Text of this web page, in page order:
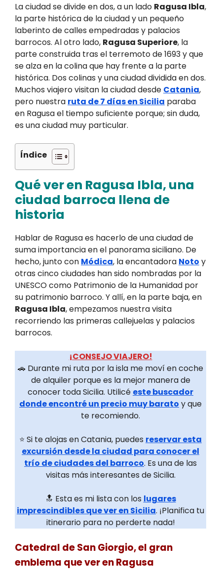
La ciudad se divide en dos, a un lado Ragusa Ibla,
la parte histórica de la ciudad y un pequeño
laberinto de calles empedradas y palacios
barrocos. Al otro lado, Ragusa Superiore, la
parte construida tras el terremoto de 1693 y que
se alza en la colina que hay frente a la parte
histórica. Dos colinas y una ciudad dividida en dos.
Muchos viajero visitan la ciudad desde Catania,
pero nuestra ruta de 7 días en Sicilia paraba
en Ragusa el tiempo suficiente porque; sin duda,
es una ciudad muy particular.
Índice
Qué ver en Ragusa Ibla, una
ciudad barroca llena de
historia
Hablar de Ragusa es hacerlo de una ciudad de
suma importancia en el panorama siciliano. De
hecho, junto con Módica, la encantadora Noto y
otras cinco ciudades han sido nombradas por la
UNESCO como Patrimonio de la Humanidad por
su patrimonio barroco. Y allí, en la parte baja, en
Ragusa Ibla, empezamos nuestra visita
recorriendo las primeras callejuelas y palacios
barrocos.
¡CONSEJO VIAJERO!
🚗 Durante mi ruta por la isla me moví en coche
de alquiler porque es la mejor manera de
conocer toda Sicilia. Utilicé este buscador
donde encontré un precio muy barato y que
te recomiendo.
⭐ Si te alojas en Catania, puedes reservar esta
excursión desde la ciudad para conocer el
trío de ciudades del barroco. Es una de las
visitas más interesantes de Sicilia.
🔝 Esta es mi lista con los lugares
imprescindibles que ver en Sicilia. ¡Planifica tu
itinerario para no perderte nada!
Catedral de San Giorgio, el gran
emblema que ver en Ragusa